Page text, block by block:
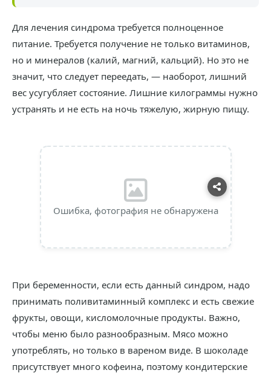
Для лечения синдрома требуется полноценное
питание. Требуется получение не только витаминов,
но и минералов (калий, магний, кальций). Но это не
значит, что следует переедать, — наоборот, лишний
вес усугубляет состояние. Лишние килограммы нужно
устранять и не есть на ночь тяжелую, жирную пищу.
Ошибка, фотография не обнаружена
При беременности, если есть данный синдром, надо
принимать поливитаминный комплекс и есть свежие
фрукты, овощи, кисломолочные продукты. Важно,
чтобы меню было разнообразным. Мясо можно
употреблять, но только в вареном виде. В шоколаде
присутствует много кофеина, поэтому кондитерские